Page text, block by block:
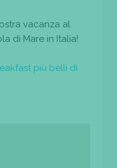
vacanza al
di Mare in Italia!
più belli di